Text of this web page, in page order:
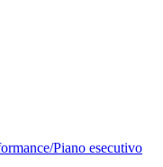
Piano esecutivo